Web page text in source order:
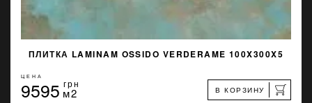
ПЛИТКА LAMINAM OSSIDO VERDERAME 100X300X5
ЦЕНА
9595 грн
м2 В КОРЗИНУ